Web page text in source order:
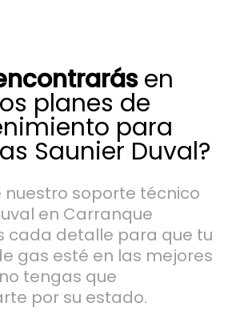
en
planes de
para
Saunier Duval?
nuestro soporte técnico
en Carranque
cada detalle para que tu
gas esté en las mejores
tengas que
por su estado.